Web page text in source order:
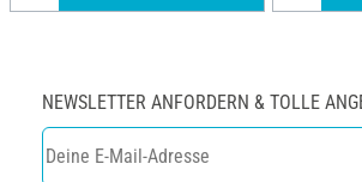
NEWSLETTER ANFORDERN & TOLLE